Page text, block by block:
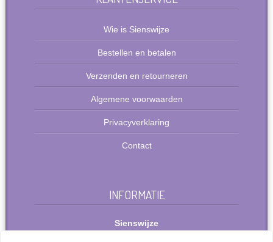
Wie is Sienswijze
Bestellen en betalen
Verzenden en retourneren
Algemene voorwaarden
Privacyverklaring
Contact
INFORMATIE
Sienswijze